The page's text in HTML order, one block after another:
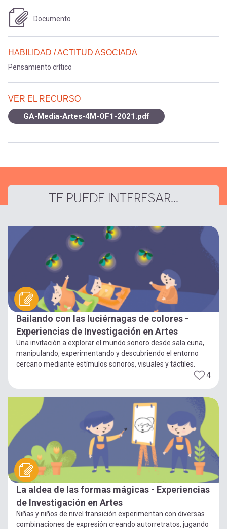
Documento
HABILIDAD / ACTITUD ASOCIADA
Pensamiento crítico
VER EL RECURSO
GA-Media-Artes-4M-OF1-2021.pdf
TE PUEDE INTERESAR...
Bailando con las luciérnagas de colores -
Experiencias de Investigación en Artes
Una invitación a explorar el mundo sonoro desde sala cuna,
manipulando, experimentando y descubriendo el entorno
cercano mediante estímulos sonoros, visuales y táctiles.
4
La aldea de las formas mágicas - Experiencias
de Investigación en Artes
Niñas y niños de nivel transición experimentan con diversas
combinaciones de expresión creando autorretratos, jugando